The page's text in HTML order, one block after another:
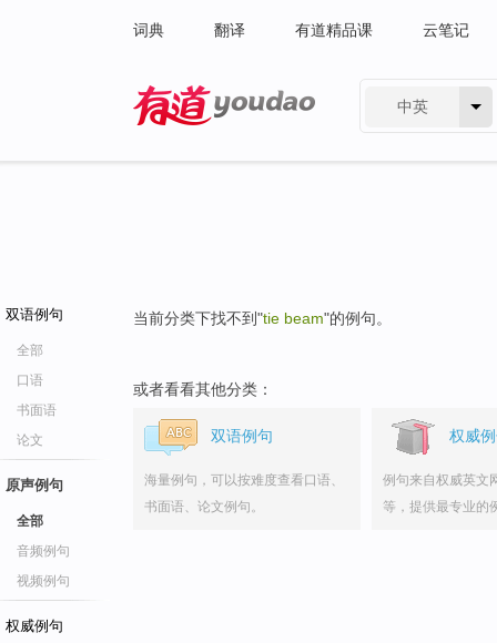
词典 翻译 有道精品课 云笔记
中英
双语例句
全部
口语
书面语
论文
原声例句
全部
音频例句
视频例句
权威例句
当前分类下找不到"tie beam"的例句。
或者看看其他分类：
双语例句
海量例句，可以按难度查看口语、
书面语、论文例句。
权威
例句来自权威英文
等，提供最专业的